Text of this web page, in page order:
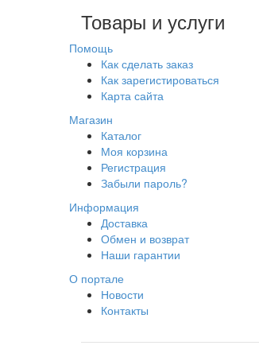
Товары и услуги
Помощь
Как сделать заказ
Как зарегистироваться
Карта сайта
Магазин
Каталог
Моя корзина
Регистрация
Забыли пароль?
Информация
Доставка
Обмен и возврат
Наши гарантии
О портале
Новости
Контакты